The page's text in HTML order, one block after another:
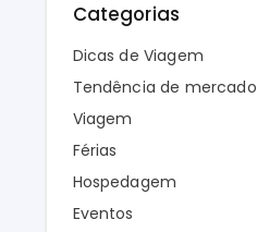
Categorias
Dicas de Viagem
Tendência de mercado
Viagem
Férias
Hospedagem
Eventos